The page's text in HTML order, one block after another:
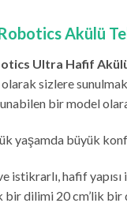
Akülü
Ultra Hafif
sizlere
bir model
yaşamda büyük
istikrarlı, hafif
bir dilimi 20 cm’lik